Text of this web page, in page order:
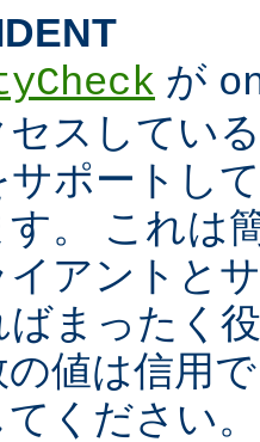
が
スしてい
サポートし
す。 これは
イアントと
ばまったく
の値は信用
ください。